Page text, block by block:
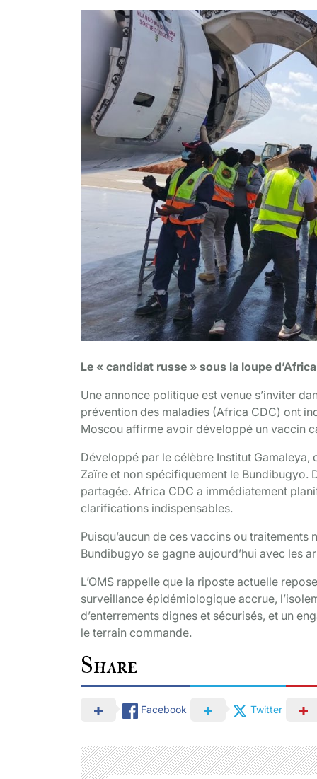
Le « candidat russe » sous la loupe
Une annonce politique est venue s’inviter
prévention des maladies (Africa CDC) ont
Moscou affirme avoir développé un vaccin
Développé par le célèbre Institut
Zaïre et non spécifiquement le Bundibugyo.
partagée. Africa CDC a immédiatement
clarifications indispensables.
Puisqu’aucun de ces vaccins ou
Bundibugyo se gagne aujourd’hui avec les
L’OMS rappelle que la riposte actuelle
surveillance épidémiologique accrue,
d’enterrements dignes et sécurisés, et un
le terrain commande.
Share
Facebook Twitter